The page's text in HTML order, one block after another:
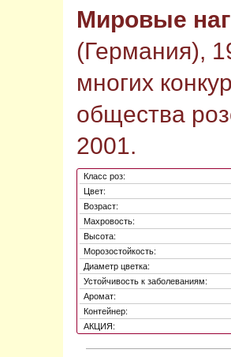
Мировые
(Германия),
многих
общества
2001.
Класс роз:
Цвет:
Возраст:
Махровость:
Высота:
Морозостойкость:
Диаметр цветка:
Устойчивость к заболеваниям:
Аромат:
Контейнер:
АКЦИЯ: